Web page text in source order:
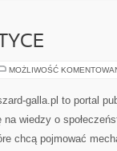
MOŻLIWOŚĆ
galla.pl to portal
na wiedzy o
chcą pojmować